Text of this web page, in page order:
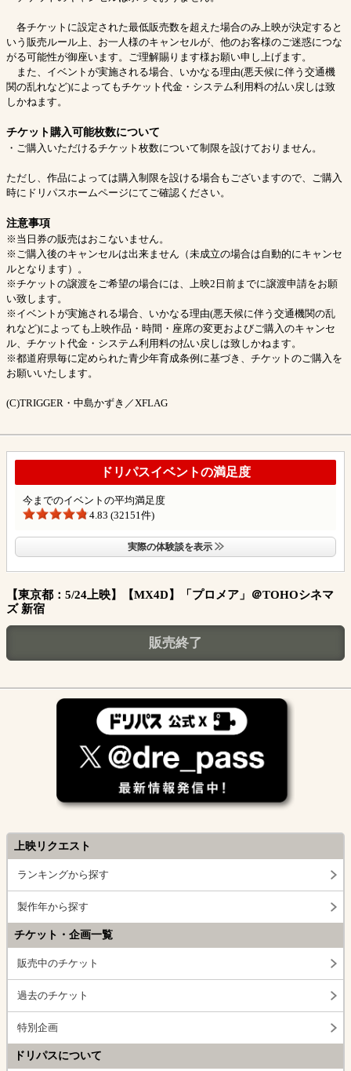
各チケットに設定された最低販売数を超えた場合のみ上映が決定すると
いう販売ルール上、お一人様のキャンセルが、他のお客様のご迷惑につな
がる可能性が御座います。ご理解賜ります様お願い申し上げます。
また、イベントが実施される場合、いかなる理由(悪天候に伴う交通機
関の乱れなど)によってもチケット代金・システム利用料の払い戻しは致
しかねます。
チケット購入可能枚数について
・ご購入いただけるチケット枚数について制限を設けておりません。
ただし、作品によっては購入制限を設ける場合もございますので、ご購入
時にドリパスホームページにてご確認ください。
注意事項
※当日券の販売はおこないません。
※ご購入後のキャンセルは出来ません（未成立の場合は自動的にキャンセ
ルとなります）。
※チケットの譲渡をご希望の場合には、上映2日前までに譲渡申請をお願
い致します。
※イベントが実施される場合、いかなる理由(悪天候に伴う交通機関の乱
れなど)によっても上映作品・時間・座席の変更およびご購入のキャンセ
ル、チケット代金・システム利用料の払い戻しは致しかねます。
※都道府県毎に定められた青少年育成条例に基づき、チケットのご購入を
お願いいたします。
(C)TRIGGER・中島かずき／XFLAG
ドリパスイベントの満足度
今までのイベントの平均満足度
4.83 (32151件)
実際の体験談を表示
【東京都：5/24上映】【MX4D】「プロメア」＠TOHOシネマ
ズ 新宿
販売終了
上映リクエスト
ランキングから探す
製作年から探す
チケット・企画一覧
販売中のチケット
過去のチケット
特別企画
ドリパスについて